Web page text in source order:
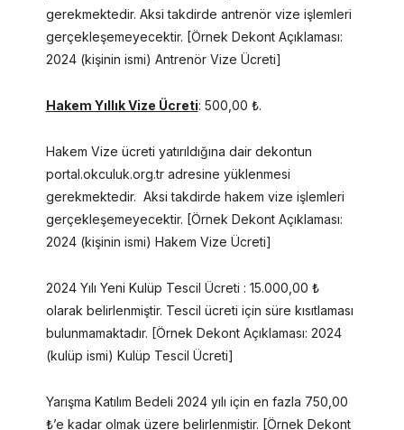
gerekmektedir. Aksi takdirde antrenör vize işlemleri
gerçekleşemeyecektir. [Örnek Dekont Açıklaması:
2024 (kişinin ismi) Antrenör Vize Ücreti]
Hakem Yıllık Vize Ücreti: 500,00 ₺.
Hakem Vize ücreti yatırıldığına dair dekontun
portal.okculuk.org.tr adresine yüklenmesi
gerekmektedir. Aksi takdirde hakem vize işlemleri
gerçekleşemeyecektir. [Örnek Dekont Açıklaması:
2024 (kişinin ismi) Hakem Vize Ücreti]
2024 Yılı Yeni Kulüp Tescil Ücreti : 15.000,00 ₺
olarak belirlenmiştir. Tescil ücreti için süre kısıtlaması
bulunmamaktadır. [Örnek Dekont Açıklaması: 2024
(kulüp ismi) Kulüp Tescil Ücreti]
Yarışma Katılım Bedeli 2024 yılı için en fazla 750,00
₺’e kadar olmak üzere belirlenmiştir. [Örnek Dekont